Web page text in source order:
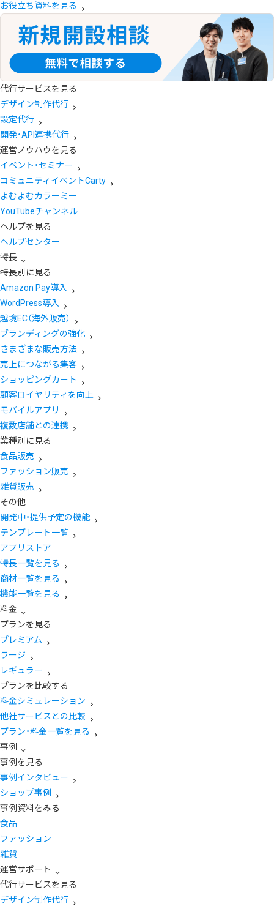
お役立ち資料を見る
代行サービスを見る
デザイン制作代行
設定代行
開発・API連携代行
運営ノウハウを見る
イベント・セミナー
コミュニティイベントCarty
よむよむカラーミー
YouTubeチャンネル
ヘルプを見る
ヘルプセンター
特長
特長別に見る
Amazon Pay導入
WordPress導入
越境EC（海外販売）
ブランディングの強化
さまざまな販売方法
売上につながる集客
ショッピングカート
顧客ロイヤリティを向上
モバイルアプリ
複数店舗との連携
業種別に見る
食品販売
ファッション販売
雑貨販売
その他
開発中・提供予定の機能
テンプレート一覧
アプリストア
特長一覧を見る
商材一覧を見る
機能一覧を見る
料金
プランを見る
プレミアム
ラージ
レギュラー
プランを比較する
料金シミュレーション
他社サービスとの比較
プラン・料金一覧を見る
事例
事例を見る
事例インタビュー
ショップ事例
事例資料をみる
食品
ファッション
雑貨
運営サポート
代行サービスを見る
デザイン制作代行